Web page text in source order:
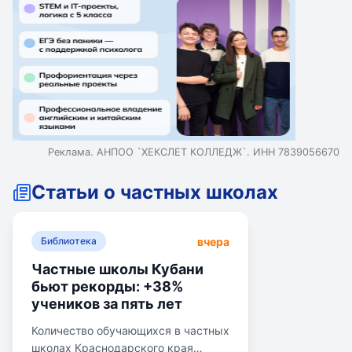
Реклама. АНПОО `ХЕКСЛЕТ КОЛЛЕДЖ`. ИНН 7839056670
Статьи о частных школах
Библиотека вчера
Частные школы Кубани
бьют рекорды: +38%
учеников за пять лет
Количество обучающихся в частных
школах Краснодарского края